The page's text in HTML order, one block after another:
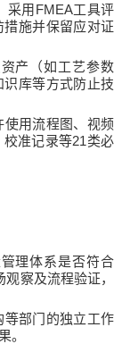
采用 FMEA工具评
施并保留应对证
产（如工艺参数
库等方式防止技
使用流程图、视频
校准记录等21类必
理体系是否符合
察及流程验证，
等部门的独立工作
。